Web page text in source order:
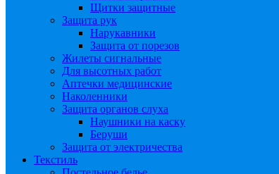
Щитки защитные
Защита рук
Нарукавники
Защита от порезов
Жилеты сигнальные
Для высотных работ
Аптечки медицинские
Наколенники
Защита органов слуха
Наушники на каску
Беруши
Защита от электричества
Текстиль